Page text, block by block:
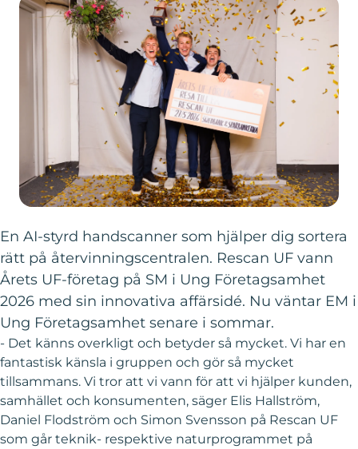
En AI-styrd handscanner som hjälper dig sortera
rätt på återvinningscentralen. Rescan UF vann
Årets UF-företag på SM i Ung Företagsamhet
2026 med sin innovativa affärsidé. Nu väntar EM i
Ung Företagsamhet senare i sommar.
- Det känns overkligt och betyder så mycket. Vi har en
fantastisk känsla i gruppen och gör så mycket
tillsammans. Vi tror att vi vann för att vi hjälper kunden,
samhället och konsumenten, säger Elis Hallström,
Daniel Flodström och Simon Svensson på Rescan UF
som går teknik- respektive naturprogrammet på